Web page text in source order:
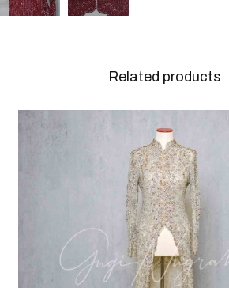
Related products